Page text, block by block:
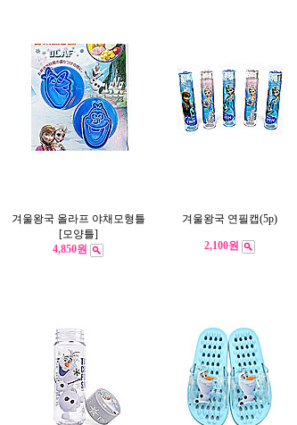
겨울왕국 올라프 야채모형틀
[모양틀]
4,850원
겨울왕국 연필캡(5p)
2,100원